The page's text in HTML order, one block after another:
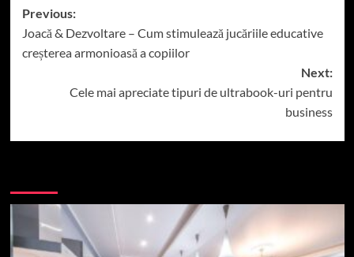
Post
navigation
Previous:
Joacă & Dezvoltare – Cum stimulează jucăriile educative
creșterea armonioasă a copiilor
Next:
Cele mai apreciate tipuri de ultrabook-uri pentru
business